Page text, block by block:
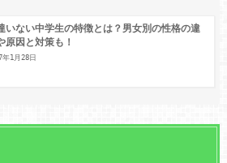
いない中学生の特徴とは？男女別の性格の違
原因と対策も！
年1月28日